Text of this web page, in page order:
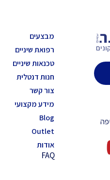
מבצעים
רפואת שיניים
טכנאות שיניים
חנות דנטלית
צור קשר
מידע מקצועי
Blog
Outlet
אודות
FAQ